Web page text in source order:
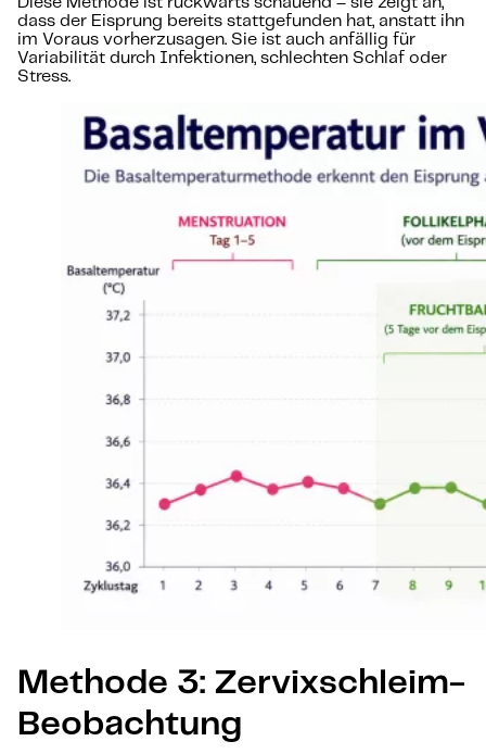
dass der Eisprung bereits stattgefunden hat, anstatt ihn
im Voraus vorherzusagen. Sie ist auch anfällig für
Variabilität durch Infektionen, schlechten Schlaf oder
Stress.
Methode 3: Zervixschleim-
Beobachtung